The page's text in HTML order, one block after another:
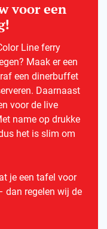
voor een
Line ferry
Maak er een
een dinerbuffet
Daarnaast
voor de live
name op drukke
het is slim om
je een tafel voor
dan regelen wij de